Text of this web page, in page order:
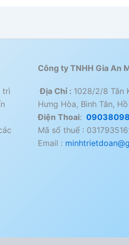
trì
Công ty TNHH Gia An
Địa Chỉ : 1028/2/8 Tân
Hưng Hòa, Bình Tân,
Điện Thoai:
Mã số thuế :
Email :